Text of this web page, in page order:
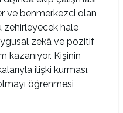
ve benmerkezci olan
zehirleyecek hale
zekâ ve pozitif
kazanıyor. Kişinin
ilişki kurması,
öğrenmesi